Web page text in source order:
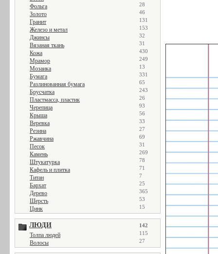
Фольга 28
Золото 46
Гранит 131
Железо и метал 153
Джинсы 32
Вязаная ткань 31
Кожа 430
Мрамор 249
Мозаика 13
Бумага 331
Разлинованная бумага 65
Брусчатка 243
Пластмасса, пластик 26
Черепица 93
Крыша 56
Веревка 33
Резина 27
Ржавчина 69
Песок 31
Камень 269
Штукатурка 78
Кафель и плитка 71
Титан 7
Бархат 25
Дерево 365
Шерсть 53
Цинк 15
ЛЮДИ 142
Толпа людей 115
Волосы 27